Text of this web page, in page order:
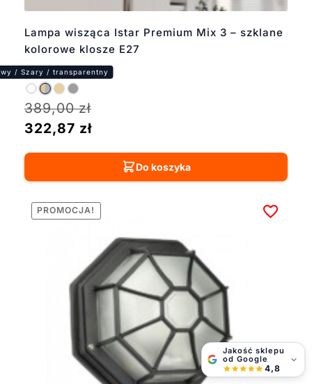
Lampa wisząca Istar Premium Mix 3 – szklane
kolorowe klosze E27
389,00zł
322,87 zł
Do koszyka
PROMOCJA!
Jakość sklepu
od Google
4,8